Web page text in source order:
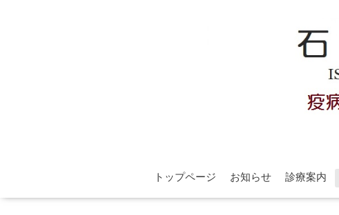
トップページ お知らせ 診療案内